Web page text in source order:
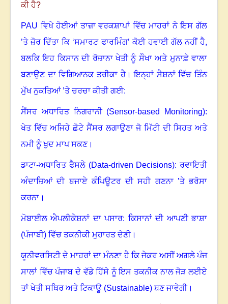
ਕੀ ਹੈ?
PAU ਵਿਖੇ ਹੋਈਆਂ ਤਾਜ਼ਾ ਵਰਕਸ਼ਾਪਾਂ ਵਿੱਚ ਮਾਹਰਾਂ ਨੇ ਇਸ ਗੱਲ
’ਤੇ ਜ਼ੋਰ ਦਿੱਤਾ ਕਿ ‘ਸਮਾਰਟ ਫਾਰਮਿੰਗ’ਕੋਈ ਹਵਾਈ ਗੱਲ ਨਹੀਂ ਹੈ,
ਬਲਕਿ ਇਹ ਕਿਸਾਨ ਦੀ ਰੋਜ਼ਾਨਾ ਖੇਤੀ ਨੂੰ ਸੌਖਾ ਅਤੇ ਮੁਨਾਫ਼ੇ ਵਾਲਾ
ਬਣਾਉਣ ਦਾ ਵਿਗਿਆਨਕ ਤਰੀਕਾ ਹੈ। ਇਨ੍ਹਾਂ ਸੈਸ਼ਨਾਂ ਵਿੱਚ ਤਿੰਨ
ਮੁੱਖ ਨੁਕਤਿਆਂ ’ਤੇ ਚਰਚਾ ਕੀਤੀ ਗਈ:
ਸੈਂਸਰ ਅਧਾਰਿਤ ਨਿਗਰਾਨੀ (Sensor-based Monitoring):
ਖੇਤ ਵਿੱਚ ਅਜਿਹੇ ਛੋਟੇ ਸੈਂਸਰ ਲਗਾਉਣਾ ਜੋ ਮਿੱਟੀ ਦੀ ਸਿਹਤ ਅਤੇ
ਨਮੀ ਨੂੰ ਖੁਦ ਮਾਪ ਸਕਣ।
ਡਾਟਾ-ਅਧਾਰਿਤ ਫੈਸਲੇ (Data-driven Decisions): ਰਵਾਇਤੀ
ਅੰਦਾਜ਼ਿਆਂ ਦੀ ਬਜਾਏ ਕੰਪਿਊਟਰ ਦੀ ਸਹੀ ਗਣਨਾ ’ਤੇ ਭਰੋਸਾ
ਕਰਨਾ।
ਮੋਬਾਈਲ ਐਪਲੀਕੇਸ਼ਨਾਂ ਦਾ ਪਸਾਰ: ਕਿਸਾਨਾਂ ਦੀ ਆਪਣੀ ਭਾਸ਼ਾ
(ਪੰਜਾਬੀ) ਵਿੱਚ ਤਕਨੀਕੀ ਮੁਹਾਰਤ ਦੇਣੀ।
ਯੂਨੀਵਰਸਿਟੀ ਦੇ ਮਾਹਰਾਂ ਦਾ ਮੰਨਣਾ ਹੈ ਕਿ ਜੇਕਰ ਅਸੀਂ ਅਗਲੇ ਪੰਜ
ਸਾਲਾਂ ਵਿੱਚ ਪੰਜਾਬ ਦੇ ਵੱਡੇ ਹਿੱਸੇ ਨੂੰ ਇਸ ਤਕਨੀਕ ਨਾਲ ਜੋੜ ਲਈਏ
ਤਾਂ ਖੇਤੀ ਸਥਿਰ ਅਤੇ ਟਿਕਾਊ (Sustainab e)ਬਣ ਜਾਵੇਗੀ।